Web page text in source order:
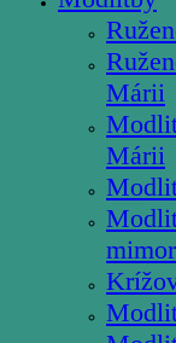
Márii
Márii